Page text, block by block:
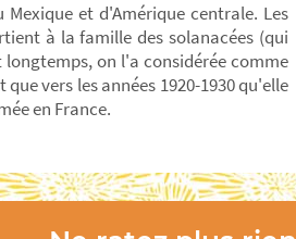
et d'Amérique centrale. Les
à la famille des solanacées (qui
on l'a considérée comme
vers les années 1920-1930 qu'elle
en France.